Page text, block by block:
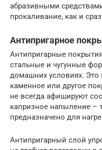
абразивными
прокаливание, как и
Антипригарное
Антипригарные
стальные и чугунные
домашних условиях. Это
каменное или другое
не всегда афишируют
капризное напыление –
предназначено для
Антипригарный слой